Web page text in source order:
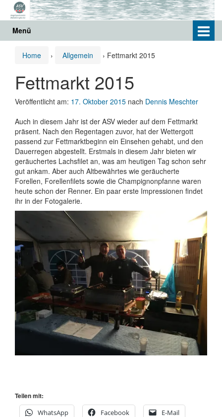
Springe
zum
Hauptmenü
Menü
Home › Allgemein › Fettmarkt 2015
Fettmarkt 2015
Veröffentlicht am: 17. Oktober 2015 nach Dennis Meschter
Auch in diesem Jahr ist der ASV wieder auf dem Fettmarkt
präsent. Nach den Regentagen zuvor, hat der Wettergott
passend zur Fettmarktbeginn ein Einsehen gehabt, und den
Dauerregen abgestellt. Erstmals in diesem Jahr bieten wir
geräuchertes Lachsfilet an, was am heutigen Tag schon sehr
gut ankam. Aber auch Altbewährtes wie geräucherte
Forellen, Forellenfilets sowie die Champignonpfanne waren
heute schon der Renner. Ein paar erste Impressionen findet
ihr in der Fotogalerie.
Teilen mit:
WhatsApp
Facebook E-Mail